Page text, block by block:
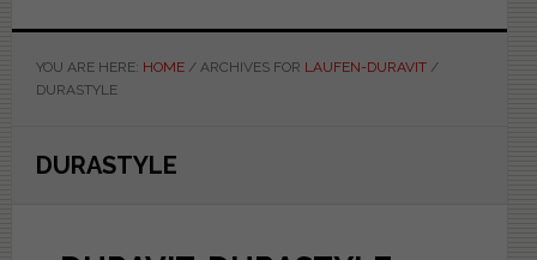
YOU ARE HERE: HOME /ARCHIVES FOR LAUFEN-DURAVIT /
DURASTYLE
DURASTYLE